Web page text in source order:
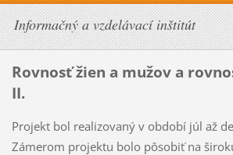
Informačný a vzdelávací inštitút
Rovnosť žien a mužov a
II.
Projekt bol realizovaný v období júl až
Zámerom projektu bolo pôsobiť na